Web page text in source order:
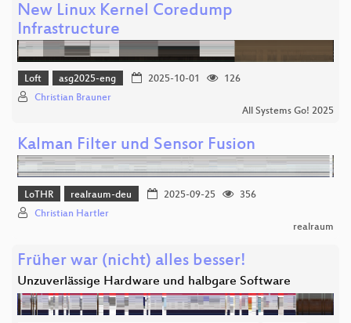
New Linux Kernel Coredump
Infrastructure
Loft asg2025-eng 2025-10-01
126
Christian Brauner
All Systems Go! 2025
Kalman Filter und Sensor Fusion
LoTHR realraum-deu 2025-09-25
356
Christian Hartler
realraum
Früher war (nicht) alles besser!
Unzuverlässige Hardware und halbgare Software